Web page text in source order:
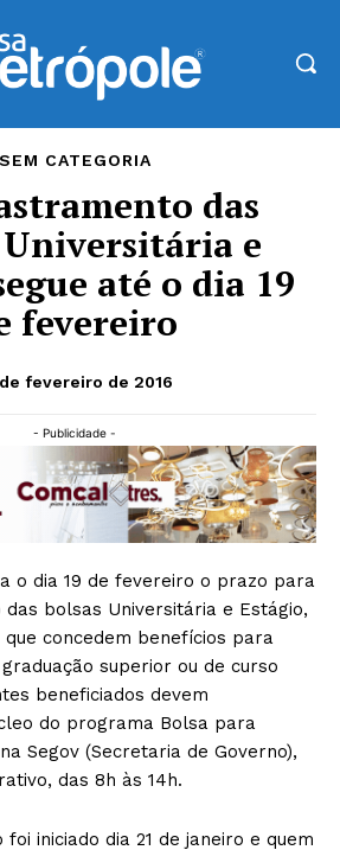
SEM CATEGORIA
das
Universitária e
até o dia 19
fevereiro
fevereiro de 2016
- Publicidade -
o dia 19 de fevereiro o prazo para
bolsas Universitária e Estágio,
concedem benefícios para
superior ou de curso
beneficiados devem
do programa Bolsa para
Segov (Secretaria de Governo),
das 8h às 14h.
iniciado dia 21 de janeiro e quem